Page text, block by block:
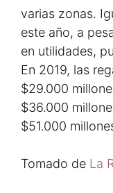
varias zonas.
este año, a
en utilidades,
En 2019, las
$29.000
$36.000
$51.000
Tomado de La